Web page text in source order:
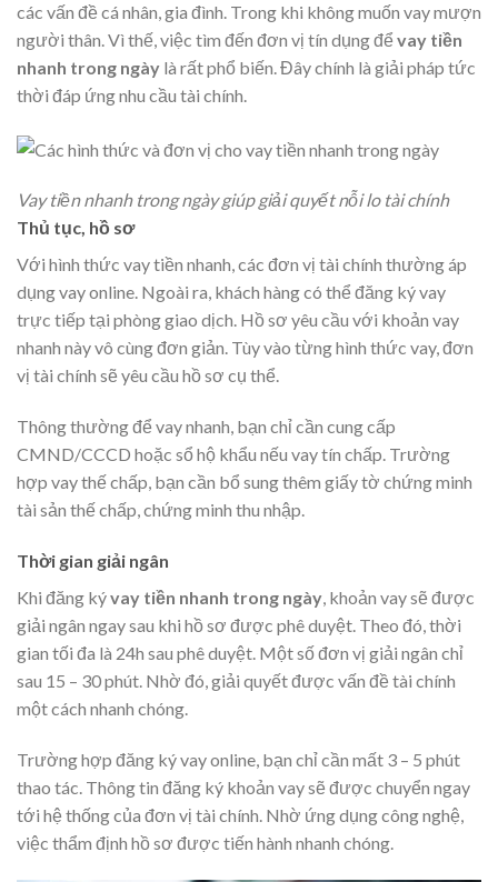
các vấn đề cá nhân, gia đình. Trong khi không muốn vay mượn
người thân. Vì thế, việc tìm đến đơn vị tín dụng để vay tiền
nhanh trong ngày là rất phổ biến. Đây chính là giải pháp tức
thời đáp ứng nhu cầu tài chính.
Vay tiền nhanh trong ngày giúp giải quyết nỗi lo tài chính
Thủ tục, hồ sơ
Với hình thức vay tiền nhanh, các đơn vị tài chính thường áp
dụng vay online. Ngoài ra, khách hàng có thể đăng ký vay
trực tiếp tại phòng giao dịch. Hồ sơ yêu cầu với khoản vay
nhanh này vô cùng đơn giản. Tùy vào từng hình thức vay, đơn
vị tài chính sẽ yêu cầu hồ sơ cụ thể.
Thông thường để vay nhanh, bạn chỉ cần cung cấp
CMND/CCCD hoặc sổ hộ khẩu nếu vay tín chấp. Trường
hợp vay thế chấp, bạn cần bổ sung thêm giấy tờ chứng minh
tài sản thế chấp, chứng minh thu nhập.
Thời gian giải ngân
Khi đăng kývay tiền nhanh trong ngày, khoản vay sẽ được
giải ngân ngay sau khi hồ sơ được phê duyệt. Theo đó, thời
gian tối đa là 24h sau phê duyệt. Một số đơn vị giải ngân chỉ
sau 15 – 30 phút. Nhờ đó, giải quyết được vấn đề tài chính
một cách nhanh chóng.
Trường hợp đăng ký vay online, bạn chỉ cần mất 3 – 5 phút
thao tác. Thông tin đăng ký khoản vay sẽ được chuyển ngay
tới hệ thống của đơn vị tài chính. Nhờ ứng dụng công nghệ,
việc thẩm định hồ sơ được tiến hành nhanh chóng.